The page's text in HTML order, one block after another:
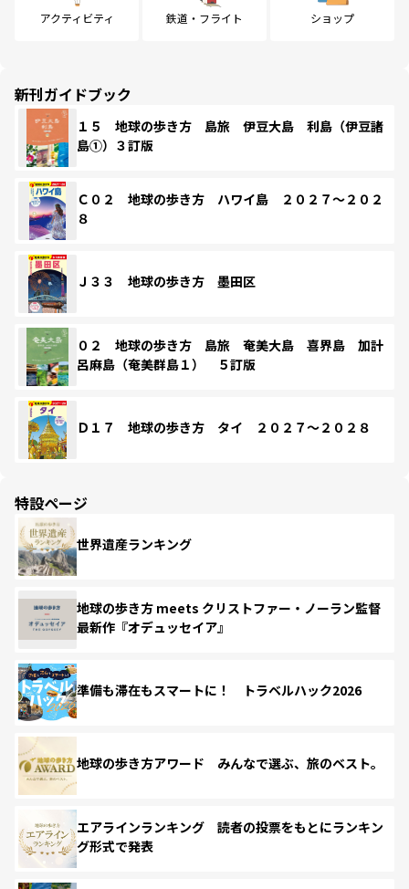
アクティビティ 鉄道・フライト ショップ
新刊ガイドブック
１５ 地球の歩き方 島旅 伊豆大島 利島（伊豆諸
島①）３訂版
Ｃ０２ 地球の歩き方 ハワイ島 ２０２７～２０２
８
Ｊ３３ 地球の歩き方 墨田区
０２ 地球の歩き方 島旅 奄美大島 喜界島 加計
呂麻島（奄美群島１） ５訂版
Ｄ１７ 地球の歩き方 タイ ２０２７～２０２８
特設ページ
世界遺産ランキング
地球の歩き方 meets クリストファー・ノーラン監督
最新作『オデュッセイア』
準備も滞在もスマートに！ トラベルハック2026
地球の歩き方アワード みんなで選ぶ、旅のベスト。
エアラインランキング 読者の投票をもとにランキン
グ形式で発表